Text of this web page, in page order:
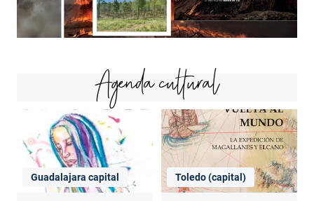
Agenda cultural
Guadalajara capital Toledo (capital)